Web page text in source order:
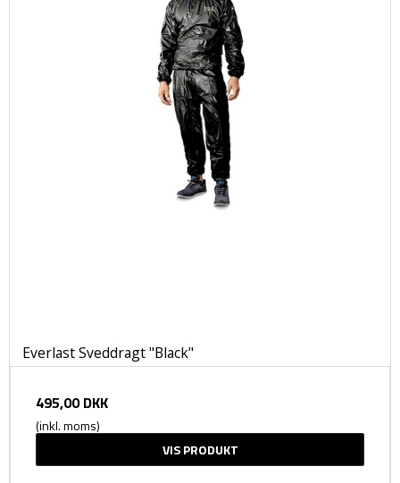
Everlast Sveddragt "Black"
495,00 DKK
(inkl. moms)
VIS PRODUKT